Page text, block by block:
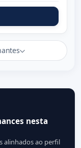
nesta
alinhados ao perfil